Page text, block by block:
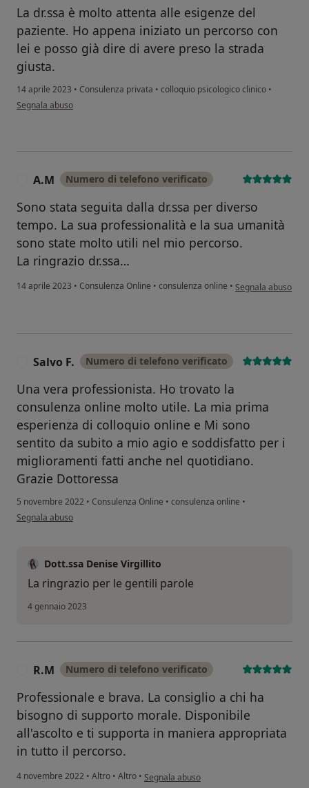
La dr.ssa è molto attenta alle esigenze del
paziente. Ho appena iniziato un percorso con
lei e posso già dire di avere preso la strada
giusta.
14 aprile 2023 • Consulenza privata • colloquio psicologico clinico •
secondo l'opinione dell'utente SC
Segnala abuso
A.M Numero di telefono verificato
Sono stata seguita dalla dr.ssa per diverso
tempo. La sua professionalità e la sua umanità
sono state molto utili nel mio percorso.
La ringrazio dr.ssa…
14 aprile 2023 • Consulenza Online • consulenza online • secondo
Segnala abuso
Salvo F. Numero di telefono verificato
Una vera professionista. Ho trovato la
consulenza online molto utile. La mia prima
esperienza di colloquio online e Mi sono
sentito da subito a mio agio e soddisfatto per i
miglioramenti fatti anche nel quotidiano.
Grazie Dottoressa
5 novembre 2022 • Consulenza Online • consulenza online •
secondo l'opinione dell'utente Salvo F.
Segnala abuso
Dott.ssa Denise Virgillito
La ringrazio per le gentili parole
4 gennaio 2023
R.M Numero di telefono verificato
Professionale e brava. La consiglio a chi ha
bisogno di supporto morale. Disponibile
all'ascolto e ti supporta in maniera appropriata
in tutto il percorso.
4 novembre 2022 • Altro • Altro • secondo l'opinione dell'utente R.M
Segnala abuso